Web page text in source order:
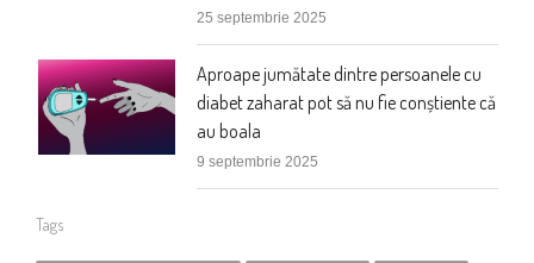
25 septembrie 2025
Aproape jumătate dintre persoanele cu
diabet zaharat pot să nu fie conștiente că
au boala
9 septembrie 2025
Tags